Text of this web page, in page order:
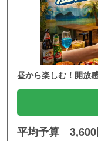
昼から楽しむ！開放
平均予算 3,600